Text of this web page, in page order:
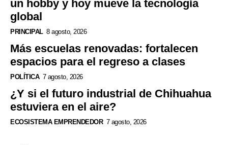
un hobby y hoy mueve la tecnología
global
PRINCIPAL 8 agosto, 2026
Más escuelas renovadas: fortalecen
espacios para el regreso a clases
POLÍTICA 7 agosto, 2026
¿Y si el futuro industrial de Chihuahua
estuviera en el aire?
ECOSISTEMA EMPRENDEDOR 7 agosto, 2026